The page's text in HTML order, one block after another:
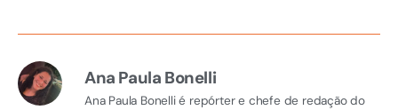
Ana Paula Bonelli
Ana Paula Bonelli é repórter e chefe de redação do